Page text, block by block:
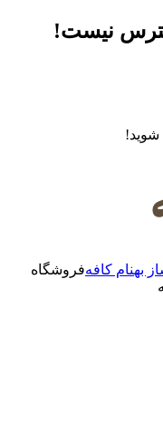
نیست!
شوید!
فروشگاه